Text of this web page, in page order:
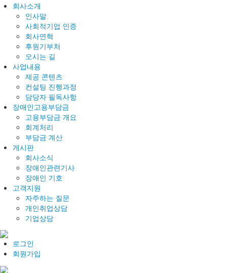
회사소개
인사말
사회적기업 인증
회사연혁
후원기부처
오시는 길
사업내용
제공 콘텐츠
컨설팅 진행과정
담당자 필독사항
장애인고용부담금
고용부담금 개요
회계처리
부담금 계산
게시판
회사소식
장애인관련기사
장애인 기호
고객지원
자주하는 질문
개인취업상담
기업상담
로그인
회원가입